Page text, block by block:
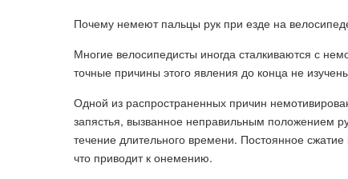
Почему немеют пальцы рук при езде на
Многие велосипедисты иногда сталкиваются с
точные причины этого явления до конца не
Одной из распространенных причин
запястья, вызванное неправильным положением
течение длительного времени. Постоянное
что приводит к онемению.